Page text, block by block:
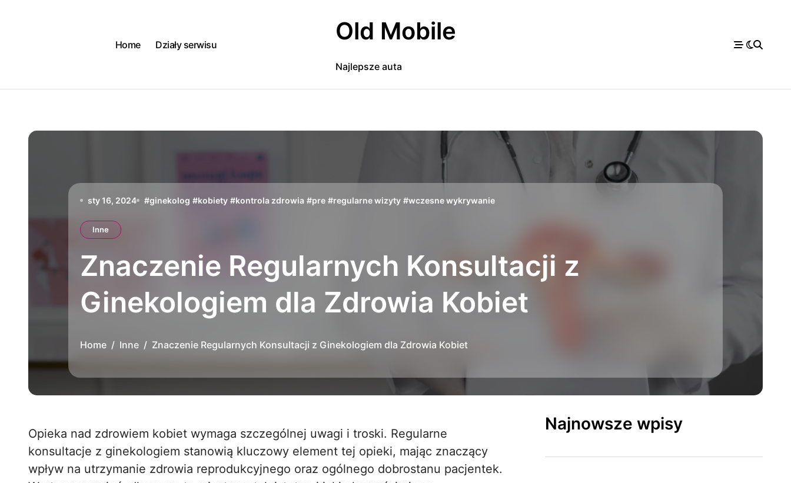
Home
Działy serwisu Old Mobile
Najlepsze auta
sty 16, 2024 #ginekolog #kobiety #kontrola zdrowia #pre #regularne wizyty #wczesne wykrywanie
Inne
Znaczenie Regularnych Konsultacji z
Ginekologiem dla Zdrowia Kobiet
Home Inne Znaczenie Regularnych Konsultacji z Ginekologiem dla Zdrowia Kobiet
Opieka nad zdrowiem kobiet wymaga szczególnej uwagi i troski. Regularne
konsultacje z ginekologiem stanowią kluczowy element tej opieki, mając znaczący
wpływ na utrzymanie zdrowia reprodukcyjnego oraz ogólnego dobrostanu pacjentek.
Najnowsze wpisy